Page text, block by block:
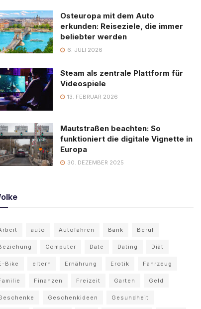
Osteuropa mit dem Auto
erkunden: Reiseziele, die immer
beliebter werden
6. JULI 2026
Steam als zentrale Plattform für
Videospiele
13. FEBRUAR 2026
Mautstraßen beachten: So
funktioniert die digitale Vignette in
Europa
30. DEZEMBER 2025
auto Autofahren Bank Beruf
Computer Date Dating Diät
Bike eltern Ernährung Erotik Fahrzeug
Finanzen Freizeit Garten Geld
Geschenkideen Gesundheit